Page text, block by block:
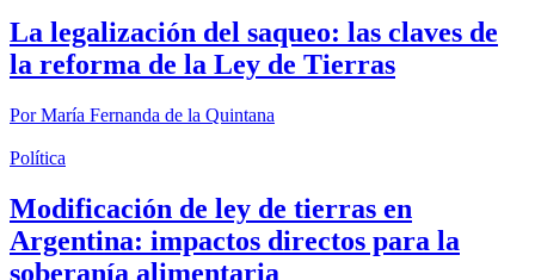
La legalización del saqueo: las claves de
la reforma de la Ley de Tierras
PorMaría Fernanda de la Quintana
Política
Modificación de ley de tierras en
Argentina: impactos directos para la
soberanía alimentaria